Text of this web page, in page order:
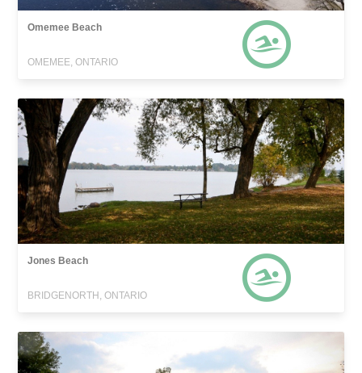
Omemee Beach
OMEMEE, ONTARIO
Jones Beach
BRIDGENORTH, ONTARIO